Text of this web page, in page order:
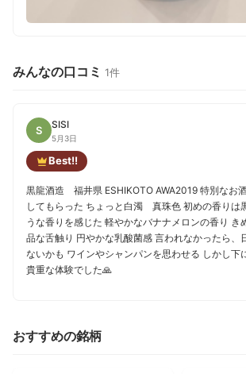
みんなの口コミ 1件
S SISI
5月3日
Best!!
黒龍酒造 福井県 ESHIKOTO AWA2019 特別なお
してもらった ちょっと白濁 真珠色 初めの香りは
うな香りを感じた 軽やかなバナナメロンの香り き
品な舌触り 円やかな乳酸菌感 言われなかったら、
ないかも ワインやシャンパンを思わせる しかし下
貴重な体験でした🙏
おすすめの銘柄